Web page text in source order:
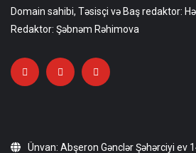
Domain sahibi, Təsisçi və Baş redaktor:
Redaktor: Şəbnəm Rəhimova
Ünvan: Abşeron Gənclər Şəhərciyi ev